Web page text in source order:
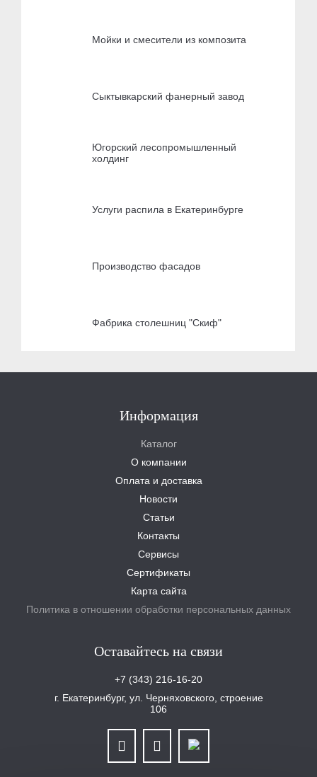
Мойки и смесители из композита
Сыктывкарский фанерный завод
Югорский лесопромышленный
холдинг
Услуги распила в Екатеринбурге
Производство фасадов
Фабрика столешниц "Скиф"
Информация
Каталог
О компании
Оплата и доставка
Новости
Статьи
Контакты
Сервисы
Сертификаты
Карта сайта
Политика в отношении обработки персональных данных
Оставайтесь на связи
+7 (343) 216-16-20
г. Екатеринбург, ул. Черняховского, строение
106